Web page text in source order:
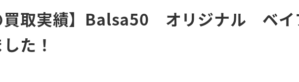
買取実績】Balsa50 オリジナル ベ
た！